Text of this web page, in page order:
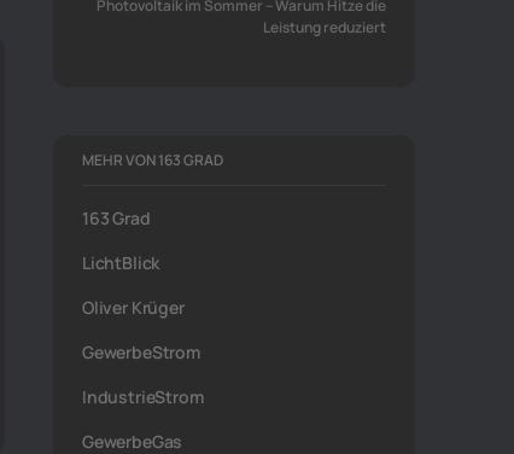
Photovoltaik im Sommer – Warum Hitze die
Leistung reduziert
MEHR VON 163 GRAD
163 Grad
LichtBlick
Oliver Krüger
GewerbeStrom
IndustrieStrom
GewerbeGas